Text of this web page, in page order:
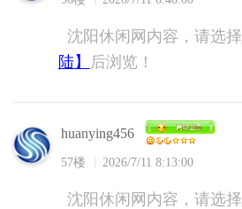
沈阳休闲网内容，请选择
陆】
后浏览！
huanying456
57楼 2026/7/11 8:13:00
沈阳休闲网内容，请选择